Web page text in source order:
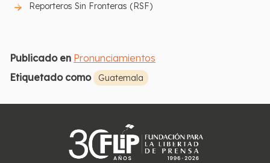
Reporteros Sin Fronteras (RSF)
Publicado en Pronunciamientos
Etiquetado como
Guatemala